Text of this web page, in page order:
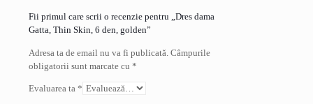
Fii primul care scrii o recenzie pentru „Dres dama
Gatta, Thin Skin, 6 den, golden”
Adresa ta de email nu va fi publicată. Câmpurile
obligatorii sunt marcate cu *
Evaluarea ta *